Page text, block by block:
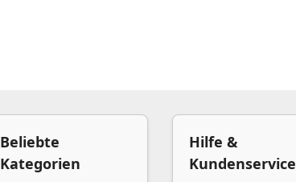
Beliebte
Kategorien
Hilfe &
Kundenservice